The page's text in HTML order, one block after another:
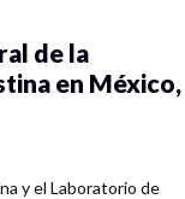
de la
en México,
y el Laboratorio de